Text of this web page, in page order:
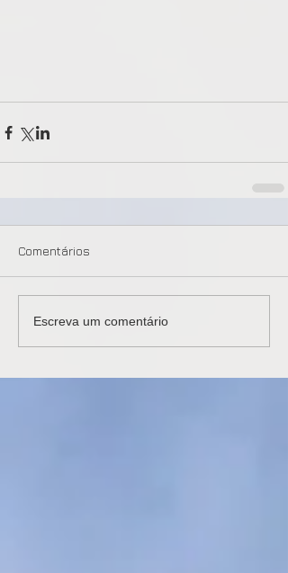
Comentários
Escreva um comentário